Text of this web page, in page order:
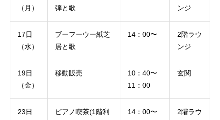
（月）
弾と歌
ンジ
17日
（水）
ブーフーウー紙芝
居と歌
14：00〜
2階ラウ
ンジ
19日
（金）
移動販売
10：40〜
11：00
玄関
23日
ピアノ喫茶(1階利
14：00〜
2階ラウ